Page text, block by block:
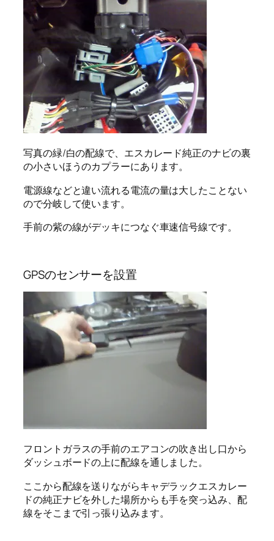
写真の緑/白の配線で、エスカレード純正のナビの裏
の小さいほうのカプラーにあります。
電源線などと違い流れる電流の量は大したことない
ので分岐して使います。
手前の紫の線がデッキにつなぐ車速信号線です。
GPSのセンサーを設置
フロントガラスの手前のエアコンの吹き出し口から
ダッシュボードの上に配線を通しました。
ここから配線を送りながらキャデラックエスカレー
ドの純正ナビを外した場所からも手を突っ込み、配
線をそこまで引っ張り込みます。